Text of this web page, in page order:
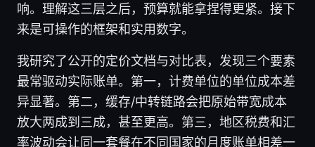
响。理解这三层之后，预算就能拿捏得更紧。接下
来是可操作的框架和实用数字。
我研究了公开的定价文档与对比表，发现三个要素
最常驱动实际账单。第一，计费单位的单位成本差
异显著。第二，缓存/中转链路会把原始带宽成本
放大两成到三成，甚至更高。第三，地区税费和汇
率波动会让同一套餐在不同国家的月度账单相差一